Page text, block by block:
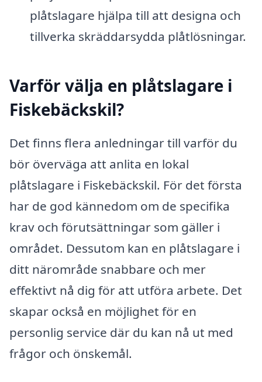
plåtslagare hjälpa till att designa och
tillverka skräddarsydda plåtlösningar.
Varför välja en plåtslagare i
Fiskebäckskil?
Det finns flera anledningar till varför du
bör överväga att anlita en lokal
plåtslagare i Fiskebäckskil. För det första
har de god kännedom om de specifika
krav och förutsättningar som gäller i
området. Dessutom kan en plåtslagare i
ditt närområde snabbare och mer
effektivt nå dig för att utföra arbete. Det
skapar också en möjlighet för en
personlig service där du kan nå ut med
frågor och önskemål.